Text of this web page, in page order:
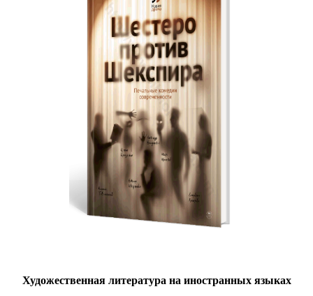
Художественная литература на иностранных языках